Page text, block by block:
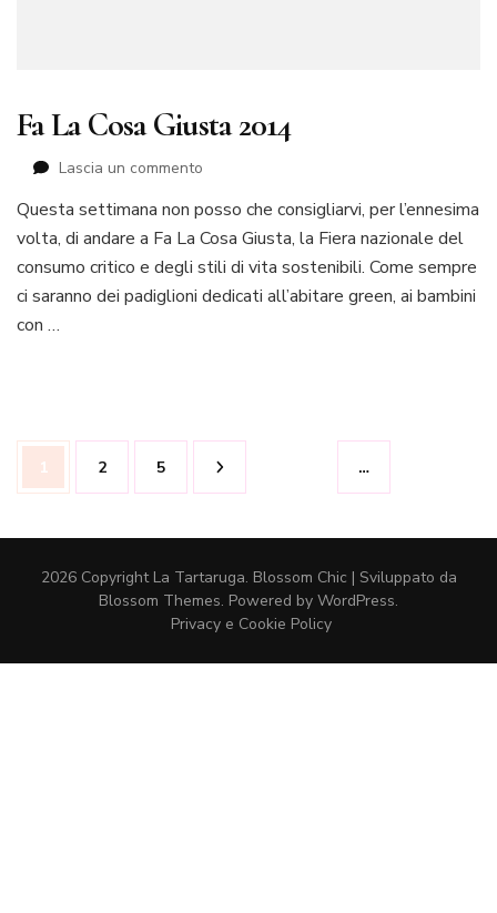
Fa La Cosa Giusta 2014
Lascia un commento
La
Cosa
Giusta
Questa settimana non posso che consigliarvi, per l’ennesima
volta, di andare a Fa La Cosa Giusta, la Fiera nazionale del
consumo critico e degli stili di vita sostenibili. Come sempre
ci saranno dei padiglioni dedicati all’abitare green, ai bambini
con …
Paginazione
degli
Pagina
1 Pagina
2 …
Pagina
5
2026 Copyright La Tartaruga. Blossom Chic | Sviluppato da
Blossom Themes. Powered by WordPress.
Privacy e Cookie Policy